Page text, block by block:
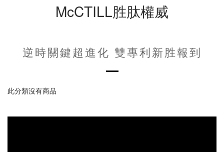
McCTILL胜肽權威
逆時關鍵超進化 雙專利新胜報到
此分類沒有商品